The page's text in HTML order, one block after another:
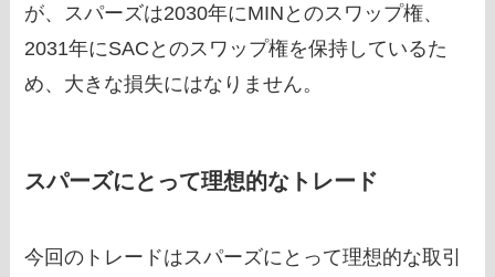
が、スパーズは2030年にMINとのスワップ権、
2031年にSACとのスワップ権を保持しているた
め、大きな損失にはなりません。
スパーズにとって理想的なトレード
今回のトレードはスパーズにとって理想的な取引